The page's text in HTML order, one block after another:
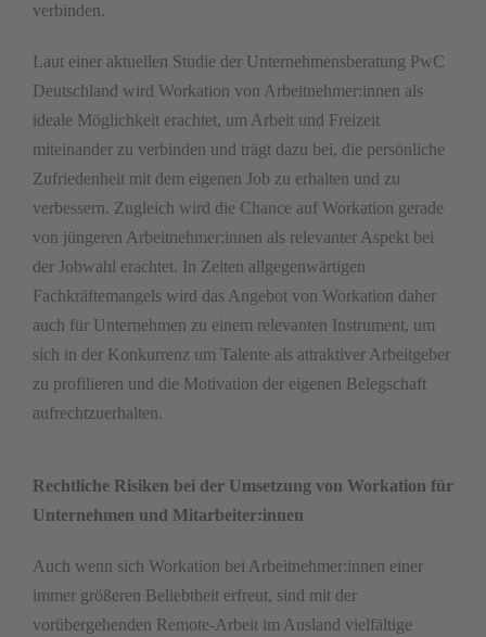
verbinden.
Laut einer aktuellen Studie der Unternehmensberatung PwC
Deutschland wird Workation von Arbeitnehmer:innen als
ideale Möglichkeit erachtet, um Arbeit und Freizeit
miteinander zu verbinden und trägt dazu bei, die persönliche
Zufriedenheit mit dem eigenen Job zu erhalten und zu
verbessern. Zugleich wird die Chance auf Workation gerade
von jüngeren Arbeitnehmer:innen als relevanter Aspekt bei
der Jobwahl erachtet. In Zeiten allgegenwärtigen
Fachkräftemangels wird das Angebot von Workation daher
auch für Unternehmen zu einem relevanten Instrument, um
sich in der Konkurrenz um Talente als attraktiver Arbeitgeber
zu profilieren und die Motivation der eigenen Belegschaft
aufrechtzuerhalten.
Rechtliche Risiken bei der Umsetzung von Workation für
Unternehmen und Mitarbeiter:innen
Auch wenn sich Workation bei Arbeitnehmer:innen einer
immer größeren Beliebtheit erfreut, sind mit der
vorübergehenden Remote-Arbeit im Ausland vielfältige